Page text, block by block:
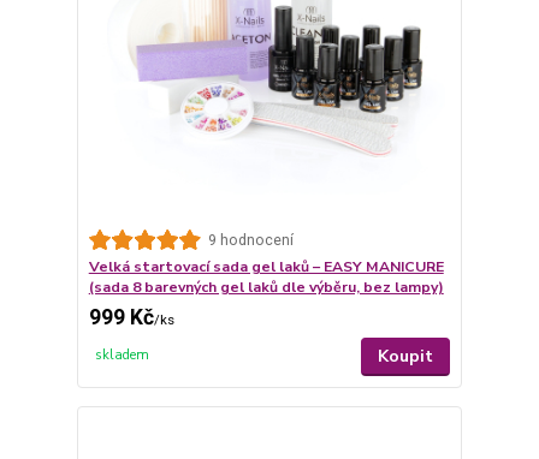
9 hodnocení
Velká startovací sada gel laků – EASY MANICURE
(sada 8 barevných gel laků dle výběru, bez lampy)
999 Kč/ks
skladem Koupit